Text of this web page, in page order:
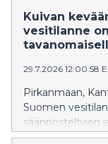
Kuivan
vesitilanne
29.7.2026 12:00:58
Pirkanmaan,
Suomen
säännösteltyjen
Säännöstellyillä